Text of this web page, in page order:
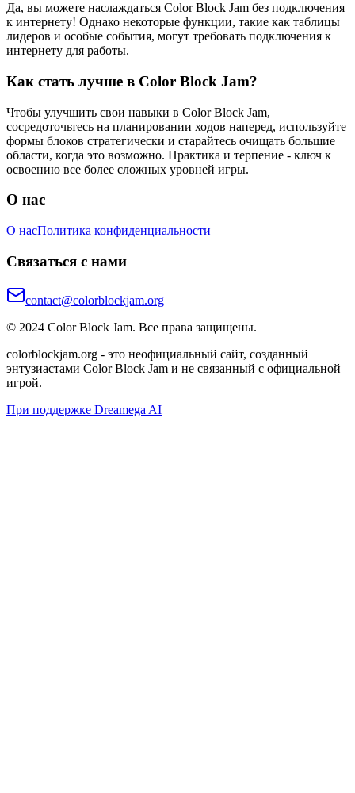
Да, вы можете наслаждаться Color Block Jam без подключения
к интернету! Однако некоторые функции, такие как таблицы
лидеров и особые события, могут требовать подключения к
интернету для работы.
Как стать лучше в Color Block Jam?
Чтобы улучшить свои навыки в Color Block Jam,
сосредоточьтесь на планировании ходов наперед, используйте
формы блоков стратегически и старайтесь очищать большие
области, когда это возможно. Практика и терпение - ключ к
освоению все более сложных уровней игры.
О нас
О насПолитика конфиденциальности
Связаться с нами
contact@colorblockjam.org
© 2024 Color Block Jam. Все права защищены.
colorblockjam.org - это неофициальный сайт, созданный
энтузиастами Color Block Jam и не связанный с официальной
игрой.
При поддержке Dreamega AI